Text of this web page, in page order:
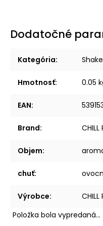
Dodatočné
Kategória:
Hmotnosť: 0.05
EAN:
Brand: CHILL
Objem:
chuť:
Výrobce:
CHILL
Položka bola vypredaná…